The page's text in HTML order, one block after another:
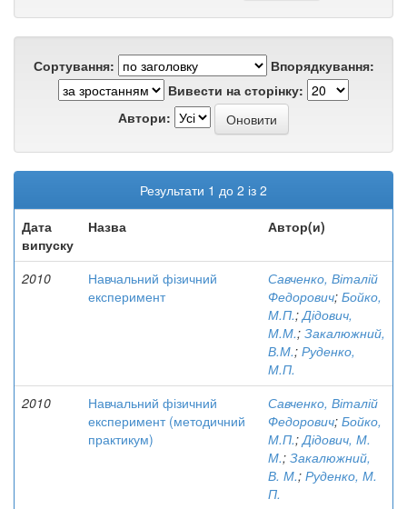
Сортування:
Впорядкування:
Вивести на сторінку:
Автори:
Результати 1 до 2 із 2
Дата
випуску
Назва Автор(и)
2010
Навчальний фізичний
експеримент
Савченко, Віталій
Федорович; Бойко,
М.П.;Дідович,
М.М.; Закалюжний,
В.М.; Руденко,
М.П.
2010
Навчальний фізичний
експеримент (методичний
практикум)
Савченко, Віталій
Федорович; Бойко,
М.П.;Дідович, М.
М.; Закалюжний,
В. М.; Руденко, М.
П.